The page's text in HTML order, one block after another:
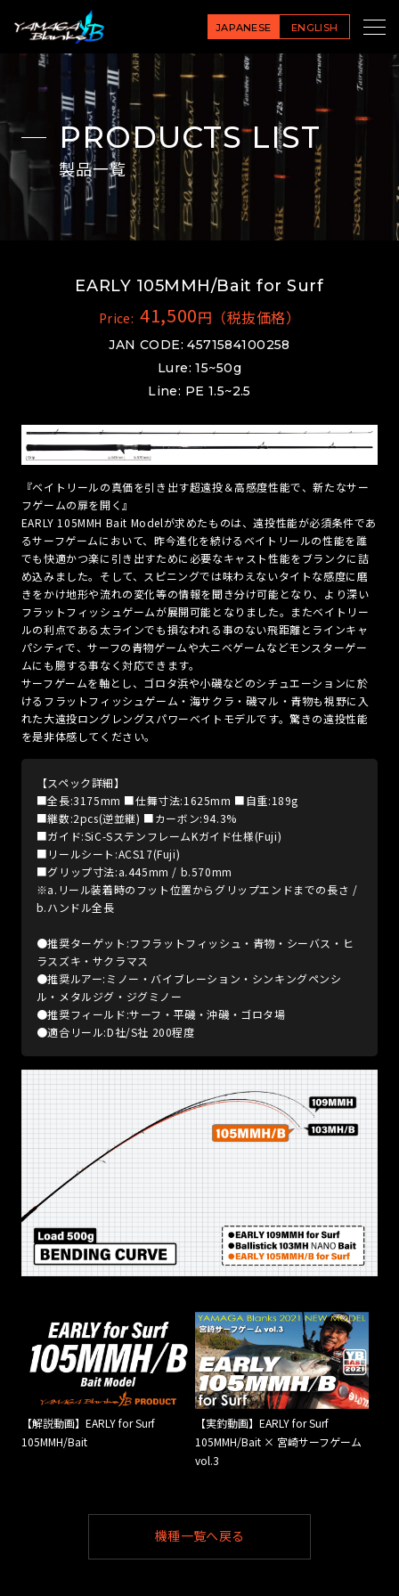
JAPANESE ENGLISH
PRODUCTS LIST
製品一覧
EARLY 105MMH/Bait for Surf
Price: 41,500円（税抜価格）
JAN CODE: 4571584100258
Lure: 15~50g
Line: PE 1.5~2.5
『ベイトリールの真価を引き出す超遠投＆高感度性能で、新たなサー
フゲームの扉を開く』
EARLY 105MMH Bait Modelが求めたものは、遠投性能が必須条件であ
るサーフゲームにおいて、昨今進化を続けるベイトリールの性能を誰
でも快適かつ楽に引き出すために必要なキャスト性能をブランクに詰
め込みました。そして、スピニングでは味わえないタイトな感度に磨
きをかけ地形や流れの変化等の情報を聞き分け可能となり、より深い
フラットフィッシュゲームが展開可能となりました。またベイトリー
ルの利点である太ラインでも損なわれる事のない飛距離とラインキャ
パシティで、サーフの青物ゲームや大ニベゲームなどモンスターゲー
ムにも臆する事なく対応できます。
サーフゲームを軸とし、ゴロタ浜や小磯などのシチュエーションに於
けるフラットフィッシュゲーム・海サクラ・磯マル・青物も視野に入
れた大遠投ロングレングスパワーベイトモデルです。驚きの遠投性能
を是非体感してください。
【スペック詳細】
■全長:3175mm ■仕舞寸法:1625mm ■自重:189g
■継数:2pcs(逆並継) ■カーボン:94.3%
■ガイド:SiC-SステンフレームKガイド仕様(Fuji)
■リールシート:ACS17(Fuji)
■グリップ寸法:a.445mm / b.570mm
※a.リール装着時のフット位置からグリップエンドまでの長さ /
b.ハンドル全長
●推奨ターゲット:フフラットフィッシュ・青物・シーバス・ヒ
ラスズキ・サクラマス
●推奨ルアー:ミノー・バイブレーション・シンキングペンシ
ル・メタルジグ・ジグミノー
●推奨フィールド:サーフ・平磯・沖磯・ゴロタ場
●適合リール:D社/S社 200程度
【解説動画】EARLY for Surf
105MMH/Bait
【実釣動画】EARLY for Surf
105MMH/Bait × 宮崎サーフゲーム
vol.3
機種一覧へ戻る